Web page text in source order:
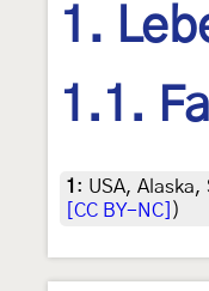
1.
1.1.
1 : USA,
[CC BY-NC] )